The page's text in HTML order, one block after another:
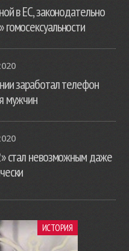
в ЕС, законодательно
заработал телефон
мужчин
стал невозможным даже
ИСТОРИЯ